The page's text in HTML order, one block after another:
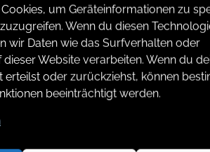
um Geräteinformationen zu
Wenn du diesen
wir Daten wie das Surfverhalten oder
Website verarbeiten. Wenn du
erteilst oder zurückziehst, können
beeinträchtigt werden.